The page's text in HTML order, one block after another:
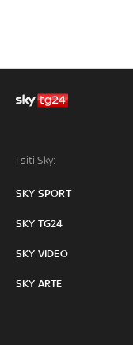
I siti Sky:
SKY SPORT
SKY TG24
SKY VIDEO
SKY ARTE